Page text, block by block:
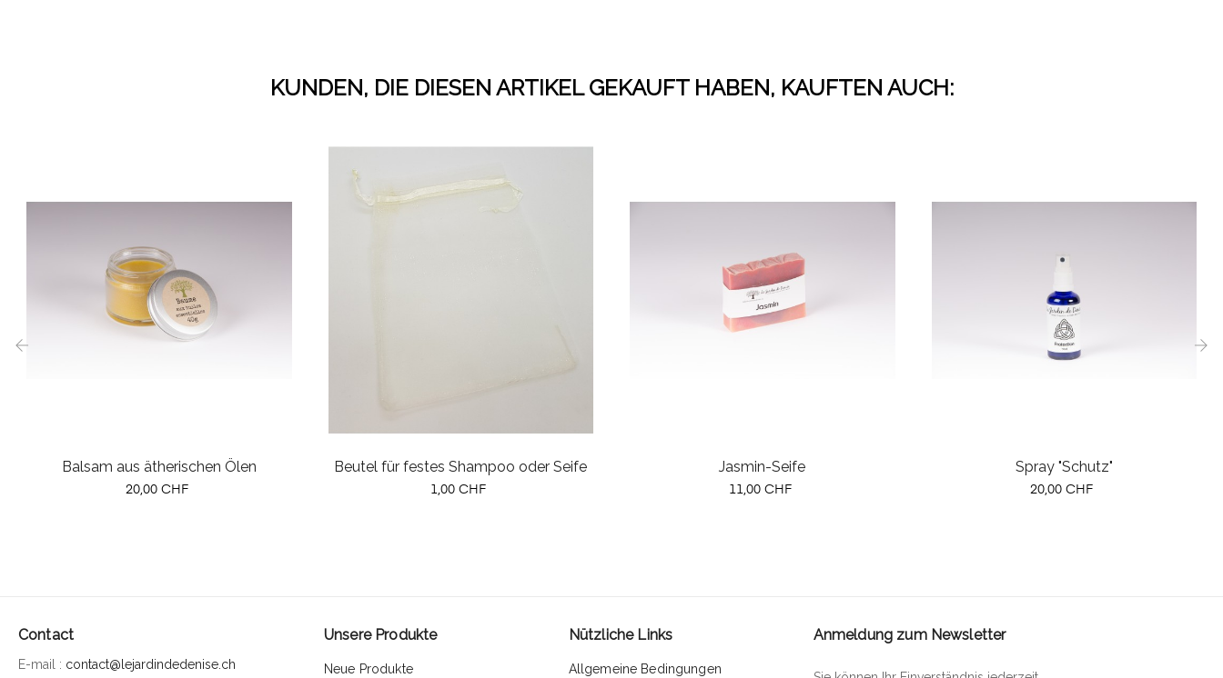
KUNDEN, DIE DIESEN ARTIKEL GEKAUFT HABEN, KAUFTEN AUCH:
Balsam aus ätherischen Ölen
Preis
20,00 CHF
Beutel für festes Shampoo oder Seife
Preis
1,00 CHF
Jasmin-Seife
Preis
11,00 CHF
Spray "Schutz"
Preis
20,00 CHF
Contact
E-mail : contact@lejardindedenise.ch
Unsere Produkte
Neue Produkte
Nützliche Links
Allgemeine Bedingungen
Anmeldung zum Newsletter